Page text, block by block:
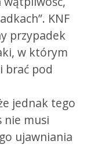
KNF
przypadek
w którym
brać pod
jednak tego
nie musi
ujawniania